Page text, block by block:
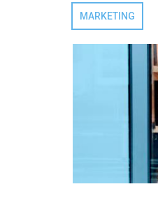
MARKETING